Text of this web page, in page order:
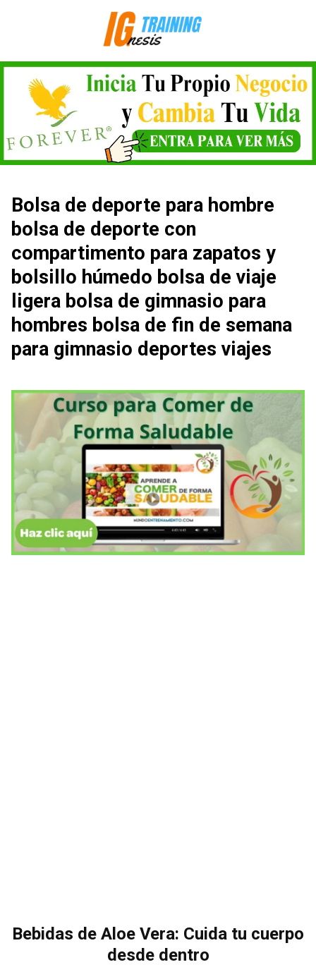
Bolsa de deporte para hombre
bolsa de deporte con
compartimento para zapatos y
bolsillo húmedo bolsa de viaje
ligera bolsa de gimnasio para
hombres bolsa de fin de semana
para gimnasio deportes viajes
Bebidas de Aloe Vera: Cuida tu cuerpo
desde dentro